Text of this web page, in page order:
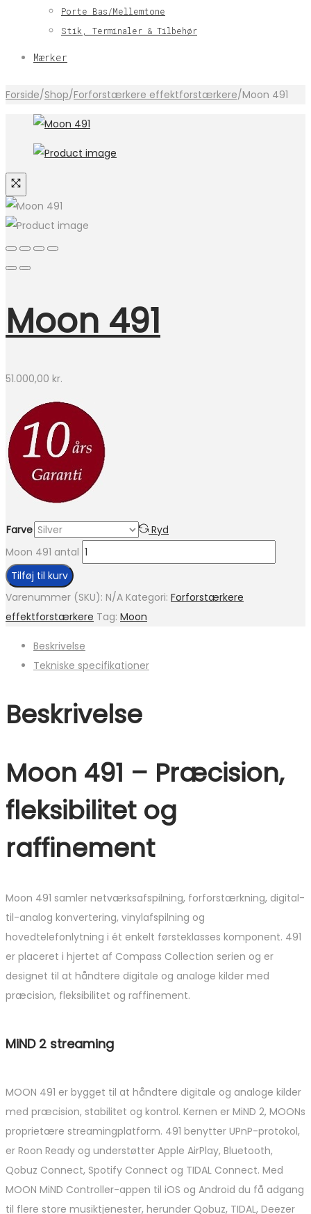
Porte Bas/Mellemtone
Stik, Terminaler & Tilbehør
Mærker
Forside/Shop/Forforstærkere effektforstærkere/Moon 491
Moon 491
51.000,00 kr.
Farve
Ryd
Moon 491 antal
Tilføj til kurv
Varenummer (SKU): N/A Kategori: Forforstærkere
effektforstærkere Tag: Moon
Beskrivelse
Tekniske specifikationer
Beskrivelse
Moon 491 – Præcision,
fleksibilitet og
raffinement
Moon 491 samler netværksafspilning, forforstærkning, digital-
til-analog konvertering, vinylafspilning og
hovedtelefonlytning i ét enkelt førsteklasses komponent. 491
er placeret i hjertet af Compass Collection serien og er
designet til at håndtere digitale og analoge kilder med
præcision, fleksibilitet og raffinement.
MiND 2 streaming
MOON 491 er bygget til at håndtere digitale og analoge kilder
med præcision, stabilitet og kontrol. Kernen er MiND 2, MOONs
proprietære streamingplatform. 491 benytter UPnP-protokol,
er Roon Ready og understøtter Apple AirPlay, Bluetooth,
Qobuz Connect, Spotify Connect og TIDAL Connect. Med
MOON MiND Controller-appen til iOS og Android du få adgang
til flere store musiktjenester, herunder Qobuz, TIDAL, Deezer